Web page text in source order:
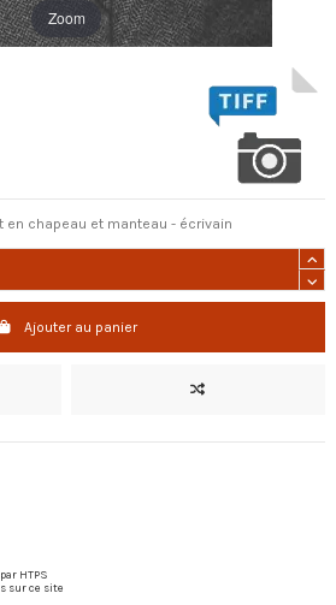
Zoom
chapeau et manteau - écrivain
Ajouter au panier
HTPS
sur ce site